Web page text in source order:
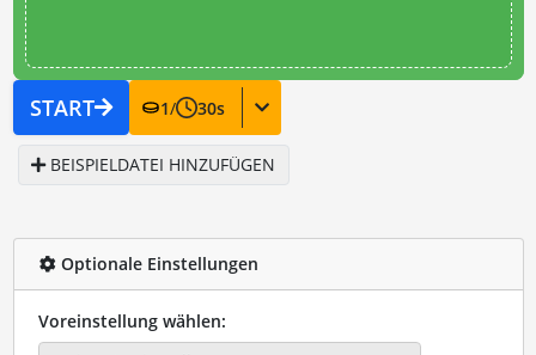
START 1/ 30s
BEISPIELDATEI HINZUFÜGEN
Optionale Einstellungen
Voreinstellung wählen: